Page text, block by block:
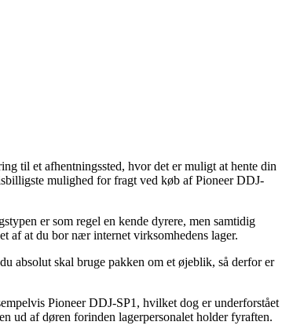
til et afhentningssted, hvor det er muligt at hente din
mulighed for fragt ved køb af Pioneer DDJ-
er som regel en kende dyrere, men samtidig
af at du bor nær internet virksomhedens lager.
absolut skal bruge pakken om et øjeblik, så derfor er
Pioneer DDJ-SP1, hvilket dog er underforstået
ud af døren forinden lagerpersonalet holder fyraften.